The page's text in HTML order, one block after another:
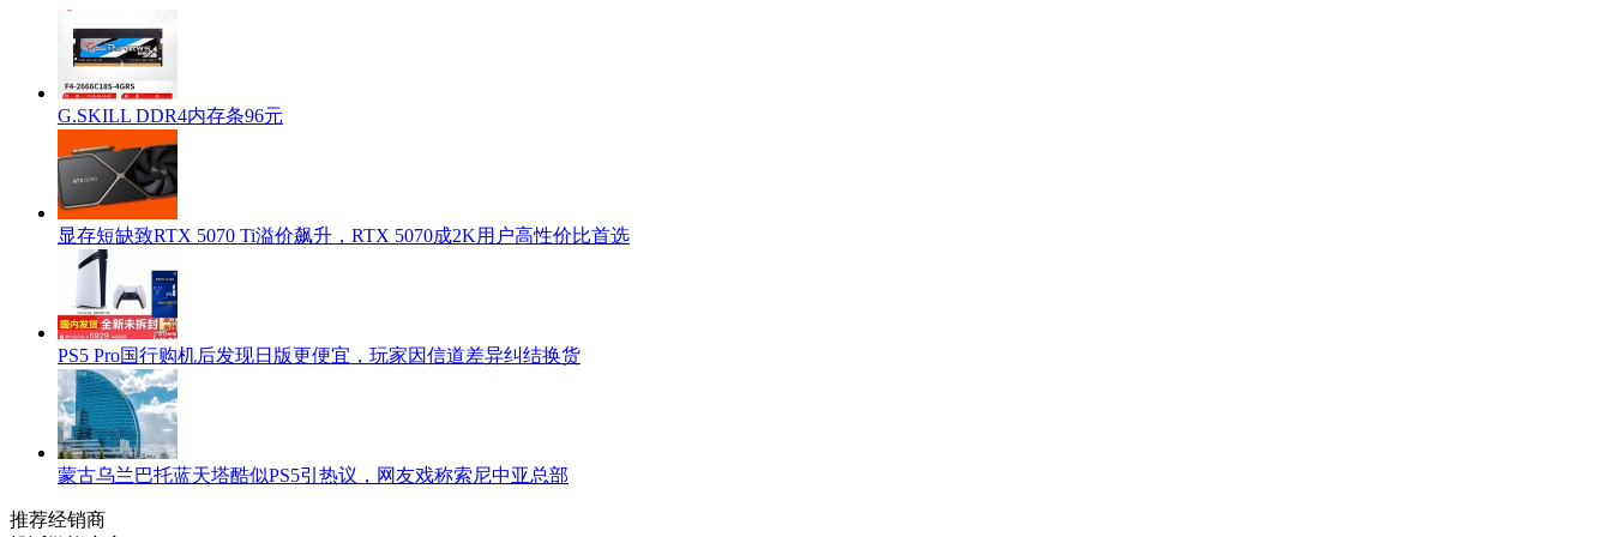
G.SKILL DDR4内存条96元
显存短缺致RTX 5070 Ti溢价飙升，RTX 5070成2K用户高性价比首选
PS5 Pro国行购机后发现日版更便宜，玩家因信道差异纠结换货
蒙古乌兰巴托蓝天塔酷似PS5引热议，网友戏称索尼中亚总部
推荐经销商